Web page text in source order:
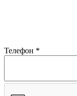
Телефон *